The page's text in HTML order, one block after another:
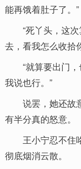
能再饿着肚子了。”
“死丫头，这
去，看我怎么收拾
“就算要出门
我说也行。”
说罢，她还故
有半分真的怒意。
王小宁忍不住
彻底烟消云散。